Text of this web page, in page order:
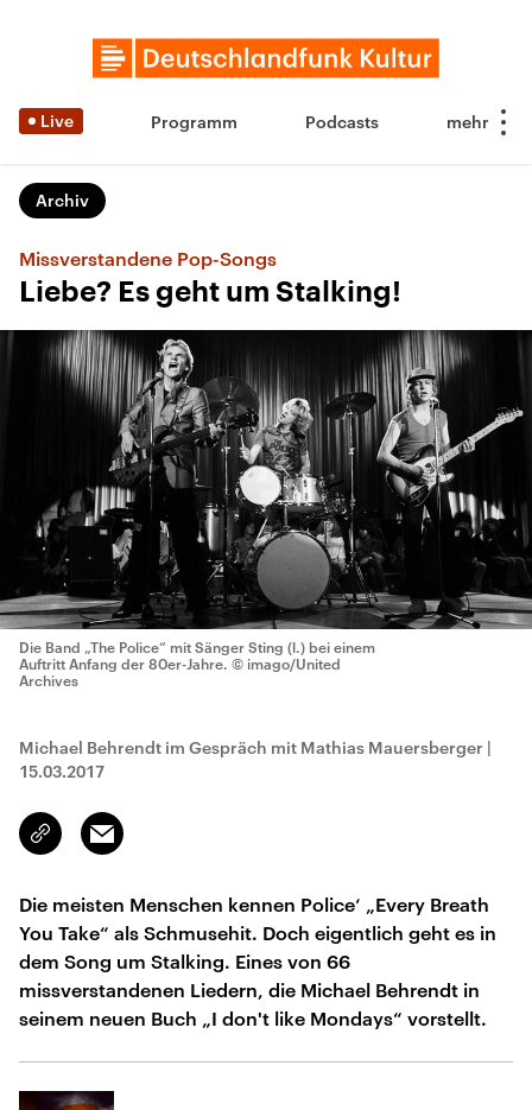
Live Programm Podcasts
Archiv
Missverstandene Pop-Songs
Liebe? Es geht um Stalking!
Die Band „The Police“ mit Sänger Sting (l.) bei einem
Auftritt Anfang der 80er-Jahre. © imago/United
Archives
Michael Behrendt im Gespräch mit Mathias Mauersberger |
15.03.2017
Link
kopieren/teilen
Email
Die meisten Menschen kennen Police‘ „Every Breath
You Take“ als Schmusehit. Doch eigentlich geht es in
dem Song um Stalking. Eines von 66
missverstandenen Liedern, die Michael Behrendt in
seinem neuen Buch „I don't like Mondays“ vorstellt.